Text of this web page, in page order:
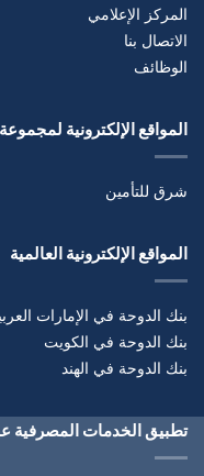
المركز الإعلامي
الاتصال بنا
الوظائف
المواقع الإلكترونية
شرق للتأمين
المواقع الإلكترونية العالمية
بنك الدوحة في الإمارات
بنك الدوحة في الكويت
بنك الدوحة في الهند
تطبيق الخدمات المصرفية